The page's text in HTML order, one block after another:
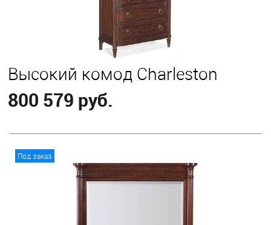
Высокий комод Charleston
800 579 руб.
Под заказ